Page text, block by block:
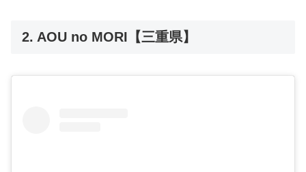
2. AOU no MORI【三重県】